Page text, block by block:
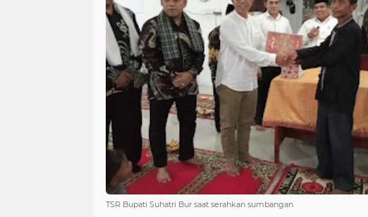
TSR Bupati Suhatri Bur saat serahkan sumbangan